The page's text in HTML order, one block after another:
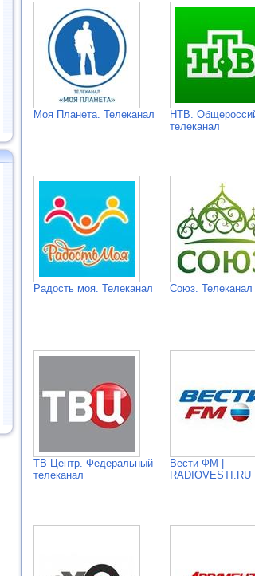
Моя Планета. Телеканал
НТВ.
телеканал
Радость моя. Телеканал Союз. Телеканал
ТВ Центр. Федеральный
телеканал
Вести ФМ |
RADIOVESTI.RU